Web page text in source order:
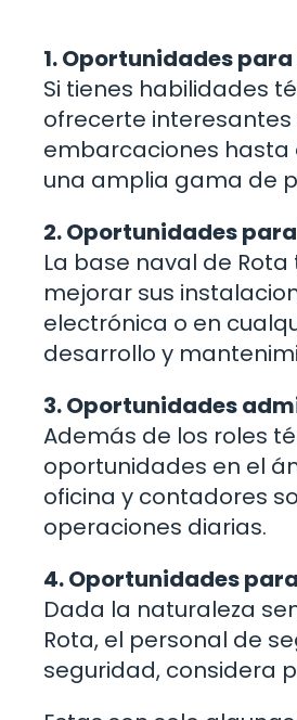
1. Oportunidades
Si tienes habilidades
ofrecerte
embarcaciones hasta
una amplia gama de
2. Oportunidades
La base naval de
mejorar sus
electrónica o en
desarrollo y
3. Oportunidades
Además de los roles
oportunidades en el
oficina y contadores
operaciones diarias.
4. Oportunidades
Dada la naturaleza
Rota, el personal de
seguridad, considera